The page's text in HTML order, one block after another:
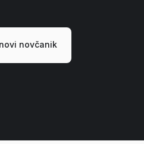
novčanik